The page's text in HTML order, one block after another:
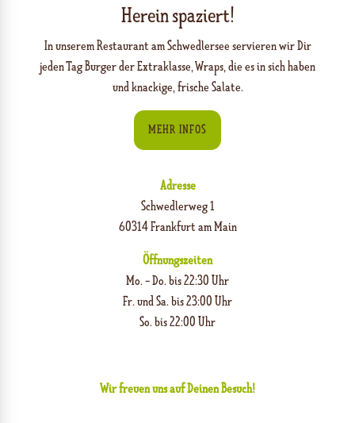
Herein spaziert!
In unserem Restaurant am Schwedlersee servieren wir Dir
jeden Tag Burger der Extraklasse, Wraps, die es in sich haben
und knackige, frische Salate.
MEHR INFOS
Adresse
Schwedlerweg 1
60314 Frankfurt am Main
Öffnungszeiten
Mo. - Do. bis 22:30 Uhr
Fr. und Sa. bis 23:00 Uhr
So. bis 22:00 Uhr
Wir freuen uns auf Deinen Besuch!